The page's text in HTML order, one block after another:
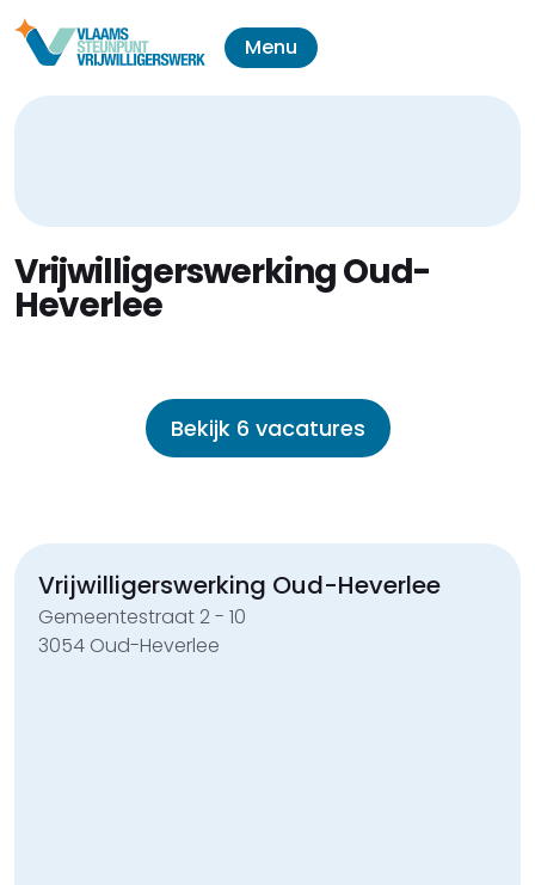
Menu
Vrijwilligerswerking Oud-
Heverlee
Bekijk 6 vacatures
Vrijwilligerswerking Oud-Heverlee
Gemeentestraat 2 - 10
3054 Oud-Heverlee